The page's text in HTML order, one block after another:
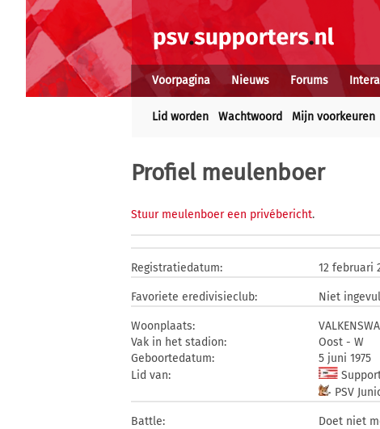
Voorpagina Nieuws Forums
Lid worden Wachtwoord Mijn voorkeuren
Profiel meulenboer
Stuur meulenboer een privébericht.
Registratiedatum: 12 februari
Favoriete eredivisieclub: Niet
Woonplaats:
Vak in het stadion:
Oost - W
Geboortedatum:
5 juni 1975
Lid van:
PSV
Battle: Doet niet